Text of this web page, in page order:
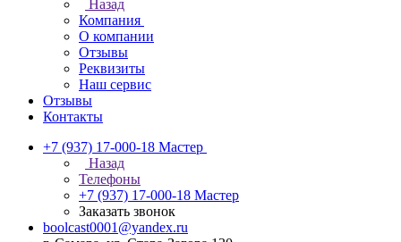
Назад
Компания
О компании
Отзывы
Реквизиты
Наш сервис
Отзывы
Контакты
+7 (937) 17-000-18 Мастер
Назад
Телефоны
+7 (937) 17-000-18 Мастер
Заказать звонок
boolcast0001@yandex.ru